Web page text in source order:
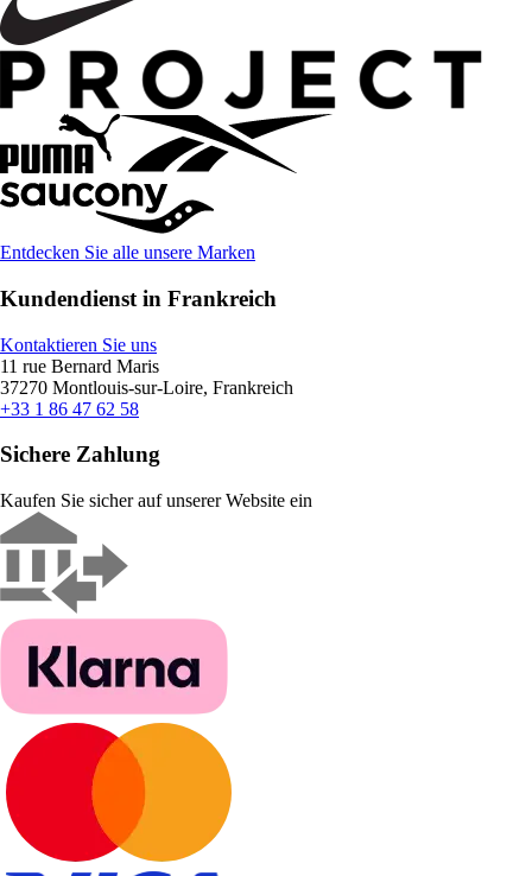
Entdecken Sie alle unsere Marken
Kundendienst in Frankreich
Kontaktieren Sie uns
11 rue Bernard Maris
37270 Montlouis-sur-Loire, Frankreich
+33 1 86 47 62 58
Sichere Zahlung
Kaufen Sie sicher auf unserer Website ein